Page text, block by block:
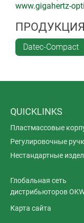
www.gigahertz-
ПРОДУКЦИЯ
Datec-Compact
QUICKLINKS
Пластмассовые
Регулировочные
Нестандартные
Глобальная сеть
дистрибьюторов
Карта сайта